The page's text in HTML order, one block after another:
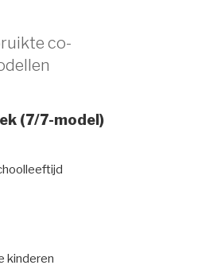
co-
(7/7-model)
kinderen